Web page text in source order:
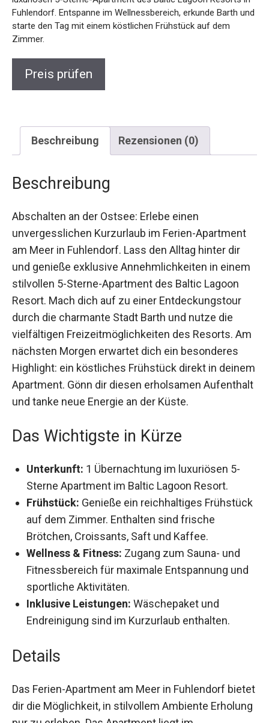
in Fuhlendorf. Entspanne im Wellnessbereich, erkunde Barth
und starte den Tag mit einem köstlichen Frühstück auf dem
Zimmer.
Preis prüfen
Beschreibung Rezensionen (0)
Beschreibung
Abschalten an der Ostsee: Erlebe einen
unvergesslichen Kurzurlaub im Ferien-Apartment
am Meer in Fuhlendorf. Lass den Alltag hinter dir
und genieße exklusive Annehmlichkeiten in
einem stilvollen 5-Sterne-Apartment des Baltic
Lagoon Resort. Mach dich auf zu einer
Entdeckungstour durch die charmante Stadt
Barth und nutze die vielfältigen
Freizeitmöglichkeiten des Resorts. Am nächsten
Morgen erwartet dich ein besonderes Highlight:
ein köstliches Frühstück direkt in deinem
Apartment. Gönn dir diesen erholsamen
Das Wichtigste in Kürze
Unterkunft: 1 Übernachtung im luxuriösen 5-
Sterne Apartment im Baltic Lagoon Resort.
Frühstück:
Genieße ein reichhaltiges
Frühstück auf dem Zimmer. Enthalten sind
frische Brötchen, Croissants, Saft und Kaffee.
Wellness & Fitness:
Zugang zum Sauna- und
Fitnessbereich für maximale Entspannung
und sportliche Aktivitäten.
Inklusive Leistungen:Wäschepaket und
Details
Das Ferien-Apartment am Meer in Fuhlendorf
bietet dir die Möglichkeit, in stilvollem Ambiente